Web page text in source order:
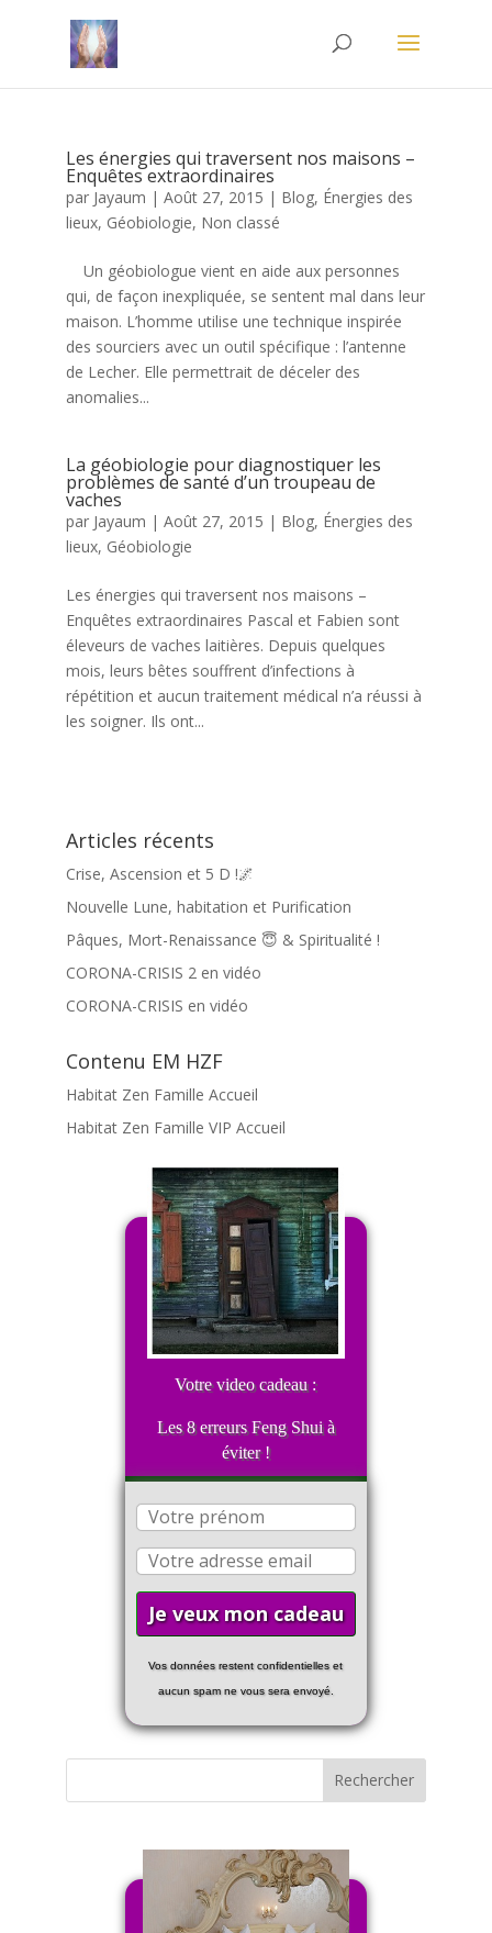
Les énergies qui traversent nos maisons –
Enquêtes extraordinaires
par Jayaum | Août 27, 2015 | Blog, Énergies des
lieux, Géobiologie, Non classé
Un géobiologue vient en aide aux personnes
qui, de façon inexpliquée, se sentent mal dans leur
maison. L’homme utilise une technique inspirée
des sourciers avec un outil spécifique : l’antenne
de Lecher. Elle permettrait de déceler des
anomalies...
La géobiologie pour diagnostiquer les
problèmes de santé d’un troupeau de
vaches
par Jayaum | Août 27, 2015 | Blog, Énergies des
lieux, Géobiologie
Les énergies qui traversent nos maisons –
Enquêtes extraordinaires Pascal et Fabien sont
éleveurs de vaches laitières. Depuis quelques
mois, leurs bêtes souffrent d’infections à
répétition et aucun traitement médical n’a réussi à
les soigner. Ils ont...
Articles récents
Crise, Ascension et 5 D !🌌
Nouvelle Lune, habitation et Purification
Pâques, Mort-Renaissance 😇 & Spiritualité !
CORONA-CRISIS 2 en vidéo
CORONA-CRISIS en vidéo
Contenu EM HZF
Habitat Zen Famille Accueil
Habitat Zen Famille VIP Accueil
Votre video cadeau :
Les 8 erreurs Feng Shui à
éviter !
Vos données restent confidentielles et
aucun spam ne vous sera envoyé.